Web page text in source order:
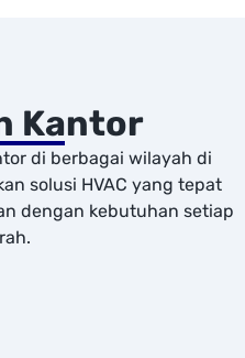
Kantor
di berbagai wilayah di
solusi HVAC yang tepat
dengan kebutuhan setiap